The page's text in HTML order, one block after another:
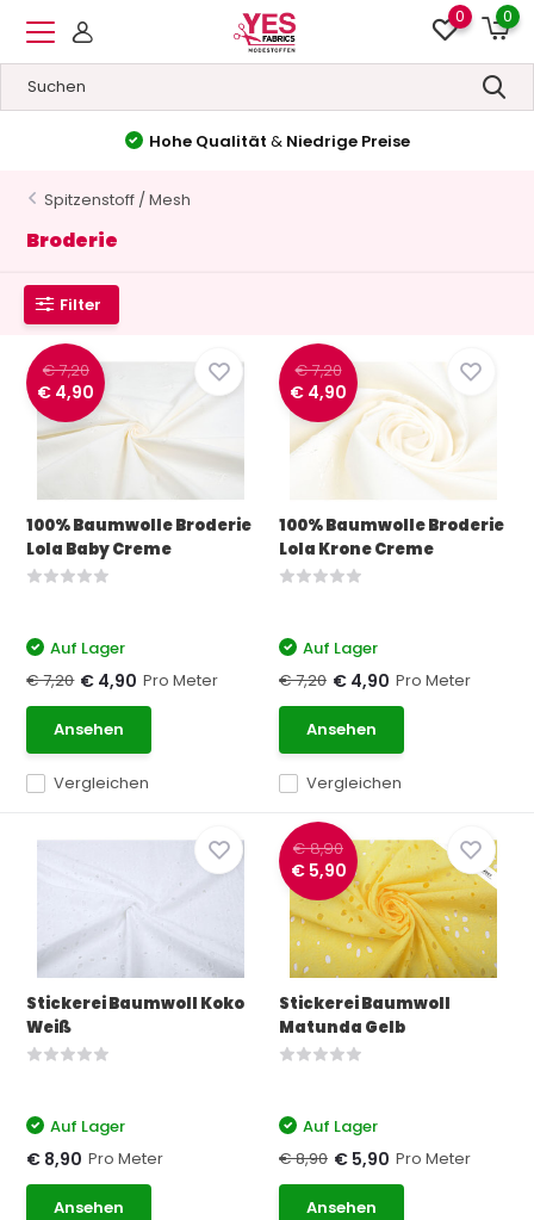
0 0
Hohe Qualität & Niedrige Preise
Spitzenstoff / Mesh
Broderie
Filter
€ 7,20
€ 4,90
100% Baumwolle Broderie
Lola Baby Creme
Vergleichen
Auf Lager
€ 7,20 € 4,90 Pro Meter
Ansehen
€ 7,20
€ 4,90
100% Baumwolle Broderie
Lola Krone Creme
Vergleichen
Auf Lager
€ 7,20 € 4,90 Pro Meter
Ansehen
Stickerei Baumwoll Koko
Weiß
Auf Lager
€ 8,90 Pro Meter
Ansehen
€ 8,90
€ 5,90
Stickerei Baumwoll
Matunda Gelb
Auf Lager
€ 8,90 € 5,90 Pro Meter
Ansehen